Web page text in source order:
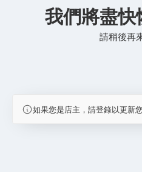
我們將盡快
請稍後再
如果您是店主，請登錄以更新您